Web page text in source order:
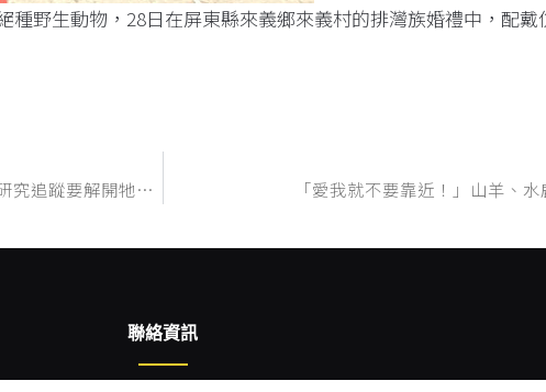
野生動物，28日在屏東縣來義鄉來義村的排灣族婚禮中，配
塔塔加貂民有多個族群出沒但牠不怕人，林道步道蹓躂成常態，專家研究追蹤要解開牠們的社會結構等神秘面紗….山友巧遇莫干擾靠近…. 「愛我就不要靠近！」山羊、
聯絡資訊